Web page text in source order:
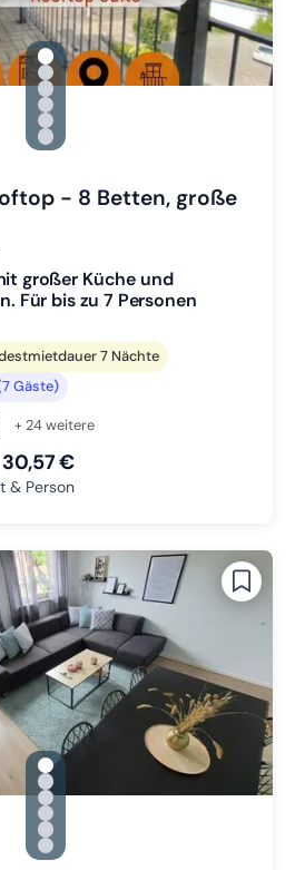
gallery.slide_selector
Zu Slide 1 wechseln
Zu Slide 2 wechseln
Zu Slide 3 wechseln
Zu Slide 4 wechseln
Zu Slide 5 wechseln
Zu Slide 6 wechseln
- 8 Betten, große
großer Küche und
Für bis zu 7 Personen
7 Nächte
Gäste)
+ 24 weitere
30,57 €
& Person
gallery.slide_selector
Zu Slide 1 wechseln
Zu Slide 2 wechseln
Zu Slide 3 wechseln
Zu Slide 4 wechseln
Zu Slide 5 wechseln
Zu Slide 6 wechseln